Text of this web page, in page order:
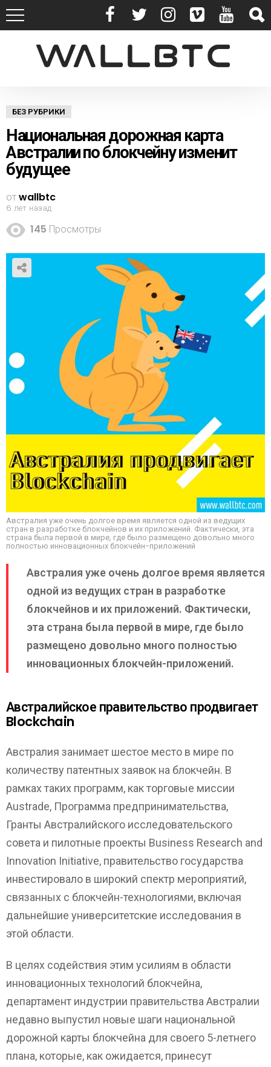
БЕЗ РУБРИКИ
Национальная дорожная карта
Австралии по блокчейну изменит
будущее
отwallbtc
6 лет назад
145 Просмотры
Австралия уже очень долгое время является одной из ведущих
стран в разработке блокчейнов и их приложений. Фактически, эта
страна была первой в мире, где было размещено довольно много
полностью инновационных блокчейн-приложений
Австралия уже очень долгое время является
одной из ведущих стран в разработке
блокчейнов и их приложений. Фактически,
эта страна была первой в мире, где было
размещено довольно много полностью
инновационных блокчейн-приложений.
Австралийское правительство продвигает
Blockchain
Австралия занимает шестое место в мире по
количеству патентных заявок на блокчейн. В
рамках таких программ, как торговые миссии
Austrade, Программа предпринимательства,
Гранты Австралийского исследовательского
совета и пилотные проекты Business Research and
Innovation Initiative, правительство государства
инвестировало в широкий спектр мероприятий,
связанных с блокчейн-технологиями, включая
дальнейшие университетские исследования в
этой области.
В целях содействия этим усилиям в области
инновационных технологий блокчейна,
департамент индустрии правительства Австралии
недавно выпустил новые шаги национальной
дорожной карты блокчейна для своего 5-летнего
плана, которые, как ожидается, принесут